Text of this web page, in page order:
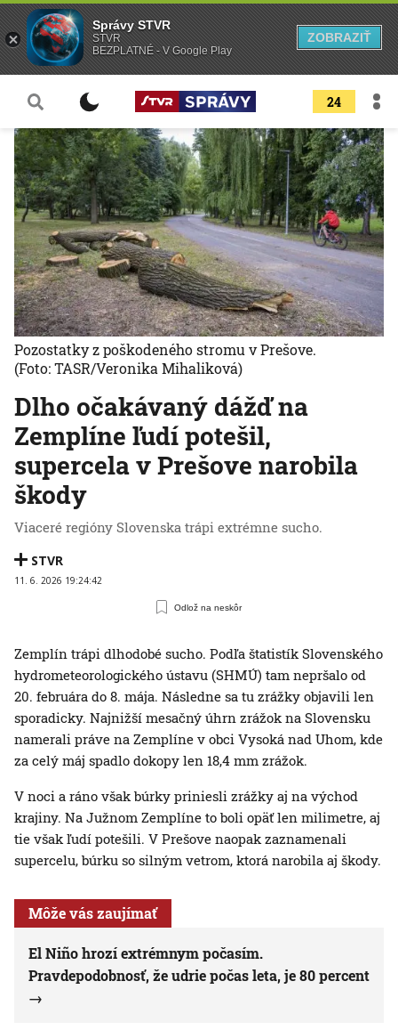
24
Dlho očakávaný dážď na
Zemplíne ľudí potešil,
supercela v Prešove narobila
škody
Viaceré regióny Slovenska trápi extrémne sucho.
STVR
11. 6. 2026 19:24:42
Odlož na neskôr
Pozostatky z poškodeného stromu v Prešove.
(Foto: TASR/Veronika Mihaliková)
Zemplín trápi dlhodobé sucho. Podľa štatistík Slovenského
hydrometeorologického ústavu (SHMÚ) tam nepršalo od
20. februára do 8. mája. Následne sa tu zrážky objavili len
sporadicky. Najnižší mesačný úhrn zrážok na Slovensku
namerali práve na Zemplíne v obci Vysoká nad Uhom, kde
za celý máj spadlo dokopy len 18,4 mm zrážok.
V noci a ráno však búrky priniesli zrážky aj na východ
krajiny. Na Južnom Zemplíne to boli opäť len milimetre, aj
tie však ľudí potešili. V Prešove naopak zaznamenali
supercelu, búrku so silným vetrom, ktorá narobila aj škody.
Môže vás zaujímať
El Niño hrozí extrémnym počasím.
Pravdepodobnosť, že udrie počas leta, je 80 percent
Správy STVR
STVR
BEZPLATNÉ - V Google Play
ZOBRAZIŤ